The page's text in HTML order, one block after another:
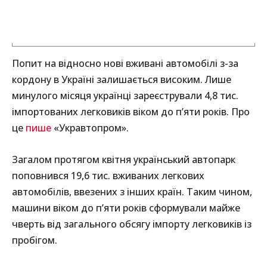
Попит на відносно нові вживані автомобілі з-за
кордону в Україні залишається високим. Лише
минулого місяця українці зареєстрували 4,8 тис.
імпортованих легковиків віком до п’яти років. Про
це пише «Укравтопром».
Загалом протягом квітня український автопарк
поповнився 19,6 тис. вживаних легкових
автомобілів, ввезених з інших країн. Таким чином,
машини віком до п’яти років сформували майже
чверть від загального обсягу імпорту легковиків із
пробігом.